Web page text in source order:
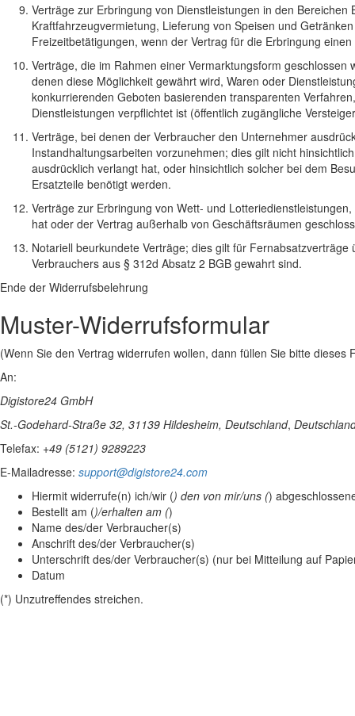
Verträge zur Erbringung von Dienstleistungen in den
Kraftfahrzeugvermietung, Lieferung von Speisen und
Freizeitbetätigungen, wenn der Vertrag für die Erbringung
Verträge, die im Rahmen einer Vermarktungsform
denen diese Möglichkeit gewährt wird, Waren oder
konkurrierenden Geboten basierenden transparenten
Dienstleistungen verpflichtet ist (öffentlich zugängliche
Verträge, bei denen der Verbraucher den Unternehmer
Instandhaltungsarbeiten vorzunehmen; dies gilt nicht
ausdrücklich verlangt hat, oder hinsichtlich solcher bei dem
Ersatzteile benötigt werden.
Verträge zur Erbringung von Wett- und
hat oder der Vertrag außerhalb von Geschäftsräumen
Notariell beurkundete Verträge; dies gilt für
Verbrauchers aus § 312d Absatz 2 BGB gewahrt sind.
Ende der Widerrufsbelehrung
Muster-Widerrufsformular
(Wenn Sie den Vertrag widerrufen wollen, dann füllen Sie bitte
An:
Digistore24 GmbH
St.-Godehard-Straße 32, 31139 Hildesheim, Deutschland,
Telefax: +49 (5121) 9289223
E-Mailadresse: support@digistore24.com
Hiermit widerrufe(n) ich/wir () den von mir/uns ()
Bestellt am ()/erhalten am ()
Name des/der Verbraucher(s)
Anschrift des/der Verbraucher(s)
Unterschrift des/der Verbraucher(s) (nur bei Mitteilung auf
Datum
(*) Unzutreffendes streichen.